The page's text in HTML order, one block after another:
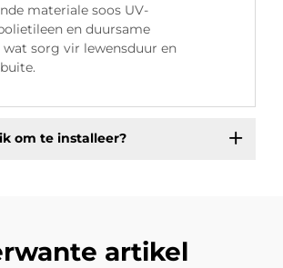
materiale soos UV-
en duursame
wat sorg vir lewensduur en
om te installeer?
artikel